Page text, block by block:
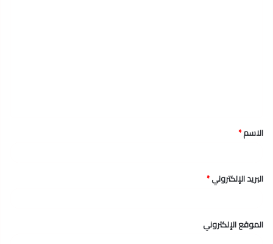
*
الاسم*
البريد الإلكتروني*
الموقع الإلكتروني